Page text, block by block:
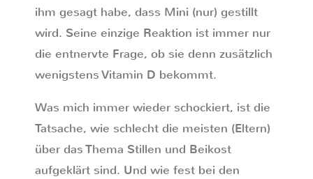
ihm gesagt habe, dass Mini (nur) gestillt
wird. Seine einzige Reaktion ist immer nur
die entnervte Frage, ob sie denn zusätzlich
wenigstens Vitamin D bekommt.
Was mich immer wieder schockiert, ist die
Tatsache, wie schlecht die meisten (Eltern)
über das Thema Stillen und Beikost
aufgeklärt sind. Und wie fest bei den